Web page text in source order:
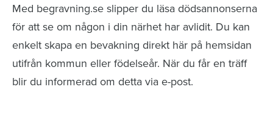
Med begravning.se slipper du läsa dödsannonserna
för att se om någon i din närhet har avlidit. Du kan
enkelt skapa en bevakning direkt här på hemsidan
utifrån kommun eller födelseår. När du får en träff
blir du informerad om detta via e-post.